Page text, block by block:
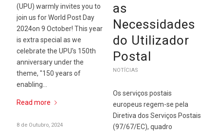
(UPU) warmly invites you to
join us for World Post Day
2024on 9 October! This year
is extra special as we
celebrate the UPU's 150th
anniversary under the
theme, "150 years of
enabling…
Read more
8 de Outubro, 2024
as
Necessidades
do Utilizador
Postal
NOTÍCIAS
Os serviços postais
europeus regem-se pela
Diretiva dos Serviços Postais
(97/67/EC), quadro